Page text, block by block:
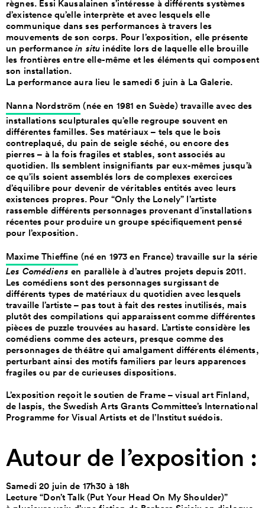
règnes. Essi Kausalainen s’intéresse à différents systèmes
d’existence qu’elle interprète et avec lesquels elle
communique dans ses performances à travers les
mouvements de son corps. Pour l’exposition, elle présente
un performancein situ inédite lors de laquelle elle brouille
les frontières entre elle-même et les éléments qui composent
son installation.
La performance aura lieu le samedi 6 juin à La Galerie.
Nanna Nordström(née en 1981 en Suède) travaille avec des
installations sculpturales qu’elle regroupe souvent en
différentes familles. Ses matériaux – tels que le bois
contreplaqué, du pain de seigle séché, ou encore des
pierres – à la fois fragiles et stables, sont associés au
quotidien. Ils semblent insignifiants par eux-mêmes jusqu’à
ce qu’ils soient assemblés lors de complexes exercices
d’équilibre pour devenir de véritables entités avec leurs
existences propres. Pour “Only the Lonely” l’artiste
rassemble différents personnages provenant d’installations
récentes pour produire un groupe spécifiquement pensé
pour l’exposition.
Maxime Thieffine (né en 1973 en France) travaille sur la série
Les Comédiensen parallèle à d’autres projets depuis 2011.
Les comédiens sont des personnages surgissant de
différents types de matériaux du quotidien avec lesquels
travaille l’artiste – pas tout à fait des restes inutilisés, mais
plutôt des compilations qui apparaissent comme différentes
pièces de puzzle trouvées au hasard. L’artiste considère les
comédiens comme des acteurs, presque comme des
personnages de théâtre qui amalgament différents éléments,
perturbant ainsi des motifs familiers par leurs apparences
fragiles ou par de curieuses dispositions.
L’exposition reçoit le soutien de Frame – visual art Finland,
de Iaspis, the Swedish Arts Grants Committee’s International
Programme for Visual Artists et de l’Institut suédois.
Autour de l’exposition :
Samedi 20 juin de 17h30 à 18h
Lecture “Don’t Talk (Put Your Head On My Shoulder)”